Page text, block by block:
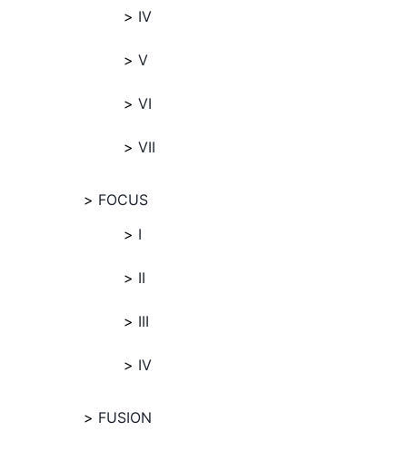
IV
V
VI
VII
FOCUS
I
II
III
IV
FUSION